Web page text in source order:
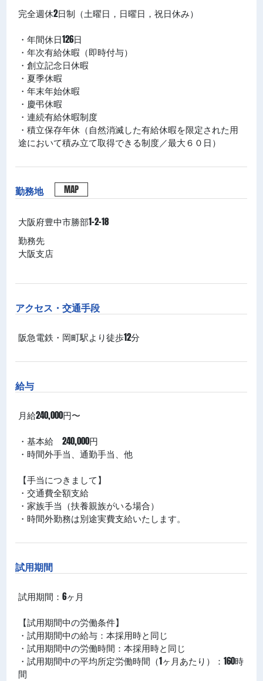
完全週休2日制（土曜日，日曜日，祝日休み）
・年間休日126日
・年次有給休暇（即時付与）
・創立記念日休暇
・夏季休暇
・年末年始休暇
・慶弔休暇
・連続有給休暇制度
・積立保存年休（自然消滅した有給休暇を限定された用
途において積み立て取得できる制度／最大６０日）
勤務地 MAP
大阪府豊中市勝部1-2-18
勤務先
大阪支店
アクセス・交通手段
阪急電鉄・岡町駅より徒歩12分
給与
月給240,000円〜
・基本給 240,000円
・時間外⼿当、通勤⼿当、他
【手当につきまして】
・交通費全額支給
・家族手当（扶養親族がいる場合）
・時間外勤務は別途実費支給いたします。
試用期間
試用期間：6ヶ月
【試用期間中の労働条件】
・試用期間中の給与：本採用時と同じ
・試用期間中の労働時間：本採用時と同じ
・試用期間中の平均所定労働時間（1ヶ月あたり）：160時
間